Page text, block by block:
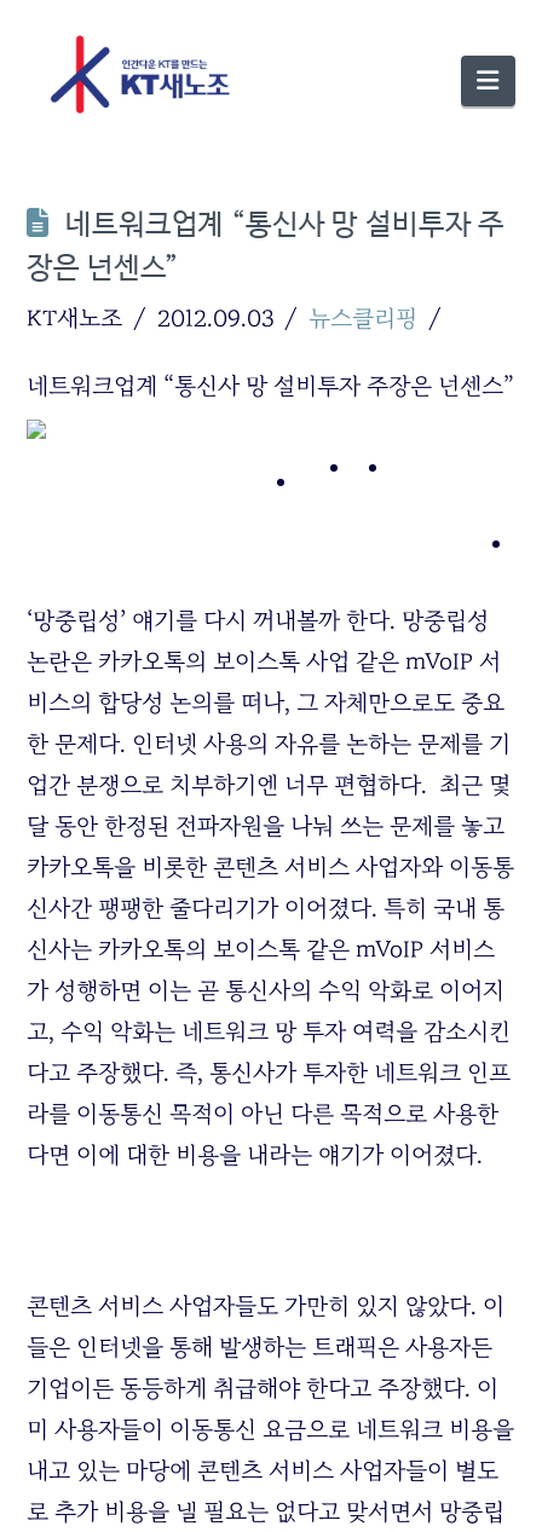
네트워크업계 “통신사 망 설비투자 주
장은 넌센스”
KT새노조 2012.09.03 뉴스클리핑
네트워크업계 “통신사 망 설비투자 주장은 넌센스”
‘망중립성’ 얘기를 다시 꺼내볼까 한다. 망중립성
논란은 카카오톡의 보이스톡 사업 같은 mVoIP 서
비스의 합당성 논의를 떠나, 그 자체만으로도 중요
한 문제다. 인터넷 사용의 자유를 논하는 문제를 기
업간 분쟁으로 치부하기엔 너무 편협하다. 최근 몇
달 동안 한정된 전파자원을 나눠 쓰는 문제를 놓고
카카오톡을 비롯한 콘텐츠 서비스 사업자와 이동통
신사간 팽팽한 줄다리기가 이어졌다. 특히 국내 통
신사는 카카오톡의 보이스톡 같은 mVoIP 서비스
가 성행하면 이는 곧 통신사의 수익 악화로 이어지
고, 수익 악화는 네트워크 망 투자 여력을 감소시킨
다고 주장했다. 즉, 통신사가 투자한 네트워크 인프
라를 이동통신 목적이 아닌 다른 목적으로 사용한
다면 이에 대한 비용을 내라는 얘기가 이어졌다.
콘텐츠 서비스 사업자들도 가만히 있지 않았다. 이
들은 인터넷을 통해 발생하는 트래픽은 사용자든
기업이든 동등하게 취급해야 한다고 주장했다. 이
미 사용자들이 이동통신 요금으로 네트워크 비용을
내고 있는 마당에 콘텐츠 서비스 사업자들이 별도
로 추가 비용을 낼 필요는 없다고 맞서면서 망중립